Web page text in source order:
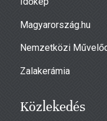
Magyarország.hu
Nemzetközi
Zalakerámia
Közlekedés